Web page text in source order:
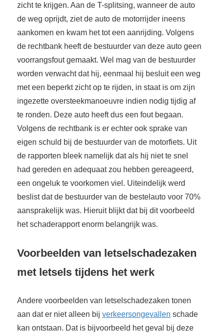
zicht te krijgen. Aan de T-splitsing, wanneer de auto
de weg oprijdt, ziet de auto de motorrijder ineens
aankomen en kwam het tot een aanrijding. Volgens
de rechtbank heeft de bestuurder van deze auto geen
voorrangsfout gemaakt. Wel mag van de bestuurder
worden verwacht dat hij, eenmaal hij besluit een weg
met een beperkt zicht op te rijden, in staat is om zijn
ingezette oversteekmanoeuvre indien nodig tijdig af
te ronden. Deze auto heeft dus een fout begaan.
Volgens de rechtbank is er echter ook sprake van
eigen schuld bij de bestuurder van de motorfiets. Uit
de rapporten bleek namelijk dat als hij niet te snel
had gereden en adequaat zou hebben gereageerd,
een ongeluk te voorkomen viel. Uiteindelijk werd
beslist dat de bestuurder van de bestelauto voor 70%
aansprakelijk was. Hieruit blijkt dat bij dit voorbeeld
het schaderapport enorm belangrijk was.
Voorbeelden van letselschadezaken
met letsels tijdens het werk
Andere voorbeelden van letselschadezaken tonen
aan dat er niet alleen bij verkeersongevallen schade
kan ontstaan. Dat is bijvoorbeeld het geval bij deze